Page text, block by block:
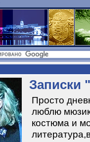
Записки
Просто
люблю
костюма и